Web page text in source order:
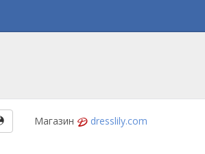
Магазин dresslily.com